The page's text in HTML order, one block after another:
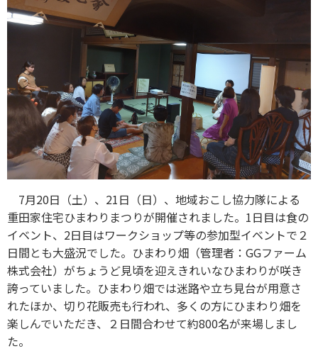
7月20日（土）、21日（日）、地域おこし協力隊による
重田家住宅ひまわりまつりが開催されました。1日目は食の
イベント、2日目はワークショップ等の参加型イベントで２
日間とも大盛況でした。ひまわり畑（管理者：GGファーム
株式会社）がちょうど見頃を迎えきれいなひまわりが咲き
誇っていました。ひまわり畑では迷路や立ち見台が用意さ
れたほか、切り花販売も行われ、多くの方にひまわり畑を
楽しんでいただき、２日間合わせて約800名が来場しまし
た。